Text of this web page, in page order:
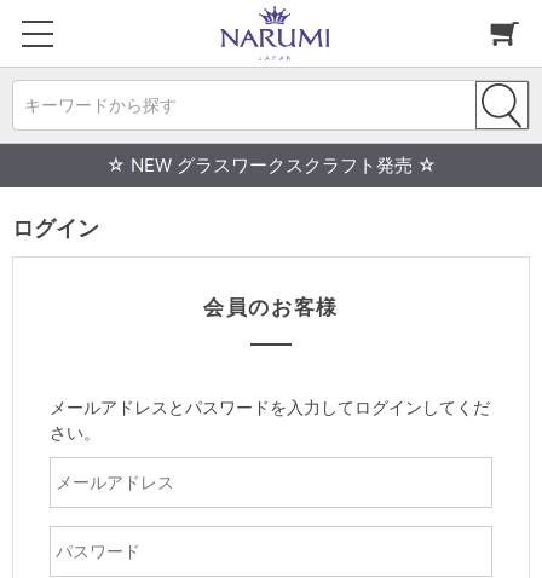
キーワードから探す
☆ NEW グラスワークスクラフト発売 ☆
ログイン
会員のお客様
メールアドレスとパスワードを入力してログインしてくだ
さい。